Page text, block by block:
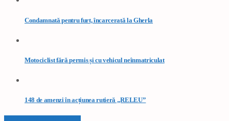
Condamnată pentru furt, încarcerată la Gherla
Motociclist fără permis și cu vehicul neînmatriculat
148 de amenzi în acțiunea rutieră „RELEU”